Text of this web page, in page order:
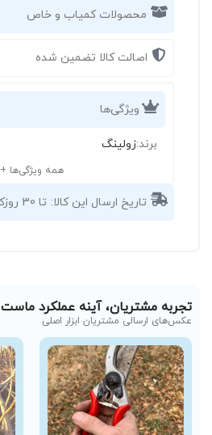
محصولات کمیاب و خاص
اصالت کالا تضمین شده
ویژگی‌ها
برند:زولینگ
همه ویژگی‌ها +
تاریخ ارسال این کالا: تا 30 روزکاری
تجربه مشتریان، آینه عملکرد ماست
عکس‌های ارسالی مشتریان ابزار اصلی